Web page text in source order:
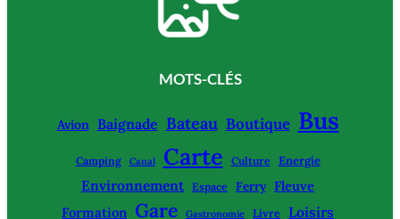
MOTS-CLÉS
Avion Baignade Bateau Boutique Bus
Camping Canal Carte Culture Energie
Environnement Espace Ferry Fleuve
Formation Gare Gastronomie Livre Loisirs